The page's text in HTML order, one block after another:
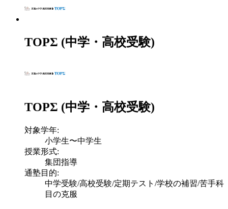
TOPΣ (中学・高校受験)
TOPΣ (中学・高校受験)
対象学年:
小学生〜中学生
授業形式:
集団指導
通塾目的:
中学受験/高校受験/定期テスト/学校の補習/苦手科
目の克服